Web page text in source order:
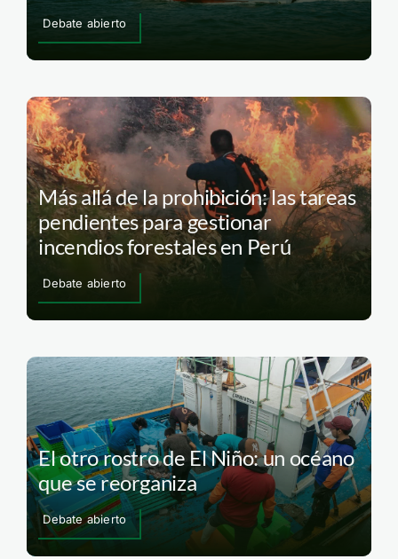
Debate abierto
Más allá de la prohibición: las tareas
pendientes para gestionar
incendios forestales en Perú
Debate abierto
El otro rostro de El Niño: un océano
que se reorganiza
Debate abierto